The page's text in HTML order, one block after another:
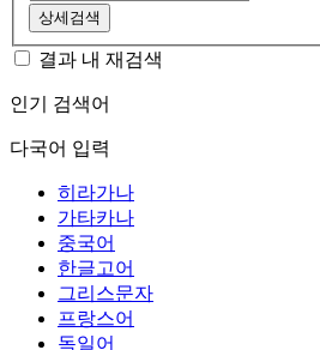
상세검색
결과 내 재검색
인기 검색어
다국어 입력
히라가나
가타카나
중국어
한글고어
그리스문자
프랑스어
독일어